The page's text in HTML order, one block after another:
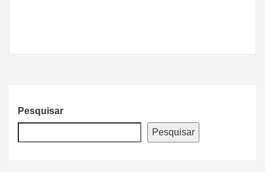
Pesquisar
Pesquisar